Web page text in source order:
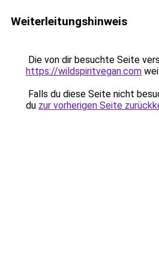
Weiterleitungshinweis
Die von dir besuchte Seite
https://wildspiritvegan.com
Falls du diese Seite nicht
du zur vorherigen Seite